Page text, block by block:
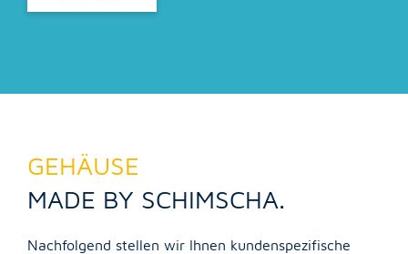
GEHÄUSE
MADE BY SCHIMSCHA.
Nachfolgend stellen wir Ihnen kundenspezifische